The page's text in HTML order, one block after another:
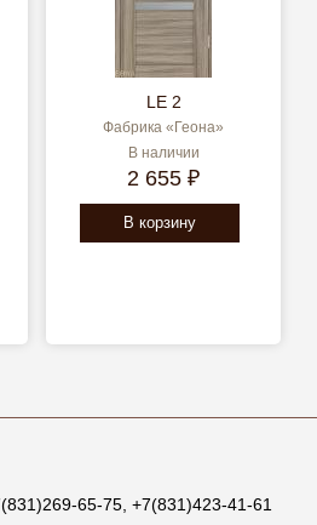
LE 2
Фабрика «Геона»
В наличии
2 655 ₽
В корзину
65-75 +7(831)423-41-61